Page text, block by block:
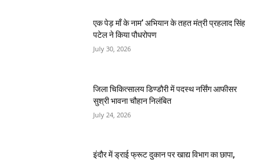
एक पेड़ माँ के नाम’ अभियान के तहत मंत्री प्रहलाद सिंह
पटेल ने किया पौधरोपण
July 30, 2026
जिला चिकित्सालय डिण्डौरी में पदस्थ नर्सिंग आफीसर
सुश्री भावना चौहान निलंबित
July 24, 2026
इंदौर में ड्राई फ्रूट दुकान पर खाद्य विभाग का छापा,